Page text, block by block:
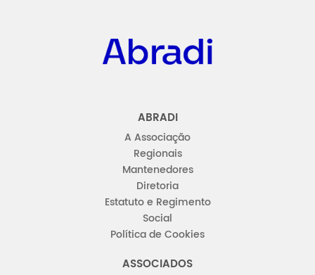
ABRADI
A Associação
Regionais
Mantenedores
Diretoria
Estatuto e Regimento
Social
Política de Cookies
ASSOCIADOS